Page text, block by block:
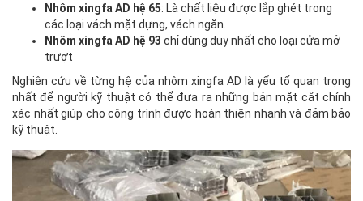
Nhôm xingfa AD hệ 65: Là chất liệu được lắp ghét trong
các loại vách mặt dựng, vách ngăn.
Nhôm xingfa AD hệ 93 chỉ dùng duy nhất cho loại cửa mở
trượt
Nghiên cứu về từng hệ của nhôm xingfa AD là yếu tố quan trọng
nhất để người kỹ thuật có thể đưa ra những bản mặt cắt chính
xác nhất giúp cho công trình được hoàn thiện nhanh và đảm bảo
kỹ thuật.